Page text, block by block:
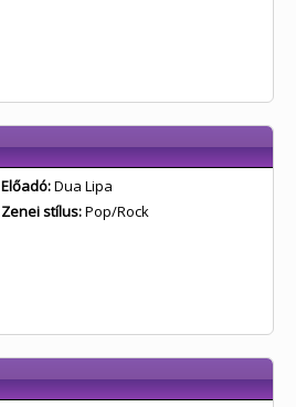
Előadó:Dua Lipa
Zenei stílus:Pop/Rock